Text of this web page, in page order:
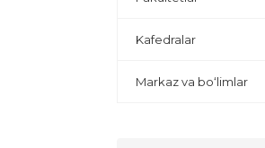
Kafedralar
Markaz va bo‘limlar